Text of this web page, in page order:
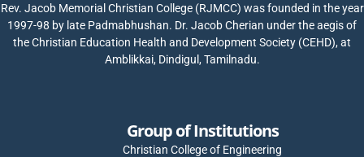
Rev. Jacob Memorial Christian College (RJMCC) was founded in the year
1997-98 by late Padmabhushan. Dr. Jacob Cherian under the aegis of
the Christian Education Health and Development Society (CEHD), at
Amblikkai, Dindigul, Tamilnadu.
Group of Institutions
Christian College of Engineering